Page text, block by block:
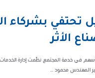
تحتفي
الأثر
في خدمة المجتمع نظّمت إدارة الخدمات
المهندس محمود ...